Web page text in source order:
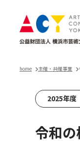
home 主催・共催事業
2025年度
令和